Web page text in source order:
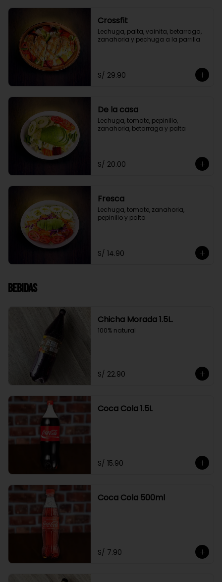
Crossfit
Lechuga, palta, vainita, betarraga,
zanahoria y pechuga a la parrilla
S/ 29.90
De la casa
Lechuga, tomate, pepinillo,
zanahoria, betarraga y palta
S/ 20.00
Fresca
Lechuga, tomate, zanahoria,
pepinillo y palta
S/ 14.90
Bebidas
Chicha Morada 1.5L.
100% natural
S/ 22.90
Coca Cola 1.5L
S/ 15.90
Coca Cola 500ml
S/ 7.90